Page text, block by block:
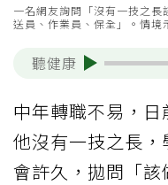
一名網友詢問「沒有一技之
送員、作業員、保全」。情
聽健康
中年轉職不易，日
他沒有一技之長
會許久，拋問「該